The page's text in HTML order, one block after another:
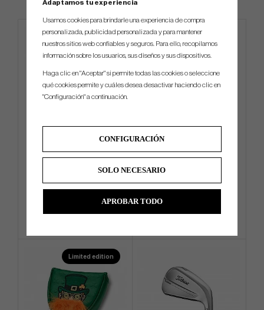
Compra
Cobra King-X Chrome - 25 -
Wedge (In Stock)
Info
Limited edition
Adaptamos tu experiencia
Usamos cookies para brindarle una experiencia de compra
personalizada, publicidad personalizada y para mantener
nuestros sitios web confiables y seguros. Para ello, recopilamos
información sobre los usuarios, sus diseños y sus dispositivos.
Haga clic en "Aceptar" si permite todas las cookies o seleccione
qué cookies permite y cuáles desea desactivar haciendo clic en
"Configuración" a continuación.
CONFIGURACIÓN
SOLO NECESARIO
APROBAR TODO